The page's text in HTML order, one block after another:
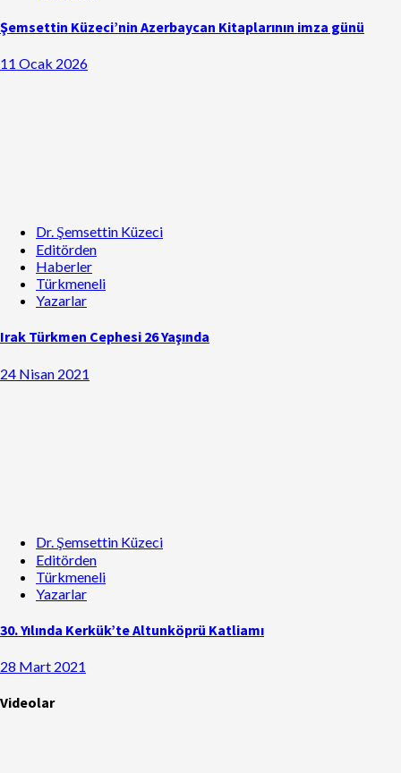
Şemsettin Küzeci’nin Azerbaycan Kitaplarının imza günü
11 Ocak 2026
Dr. Şemsettin Küzeci
Editörden
Haberler
Türkmeneli
Yazarlar
Irak Türkmen Cephesi 26 Yaşında
24 Nisan 2021
Dr. Şemsettin Küzeci
Editörden
Türkmeneli
Yazarlar
30. Yılında Kerkük’te Altunköprü Katliamı
28 Mart 2021
Videolar